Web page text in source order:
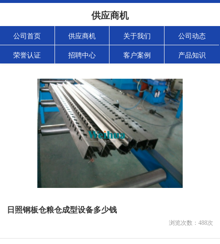
供应商机
公司首页 供应商机 关于我们 公司动态
荣誉认证 招聘中心 客户案例 产品知识
日照钢板仓粮仓成型设备多少钱
浏览次数： 488次